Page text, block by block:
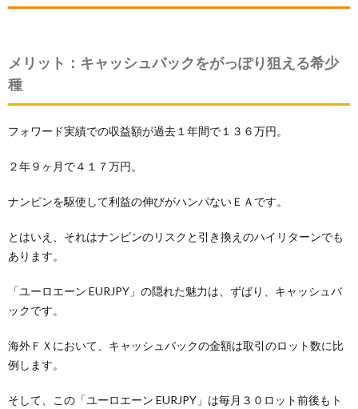
メリット：キャッシュバックをがっぽり狙える希少
種
フォワード実績での収益額が過去１年間で１３６万円。
２年９ヶ月で４１７万円。
ナンピンを駆使して利益の伸びがハンパないＥＡです。
とはいえ、それはナンピンのリスクと引き換えのハイリターンでも
あります。
「ユーロエーン EURJPY」の隠れた魅力は、ずばり、キャッシュバ
ックです。
海外ＦＸにおいて、キャッシュバックの金額は取引のロット数に比
例します。
そして、この「ユーロエーン EURJPY」は毎月３０ロット前後もト